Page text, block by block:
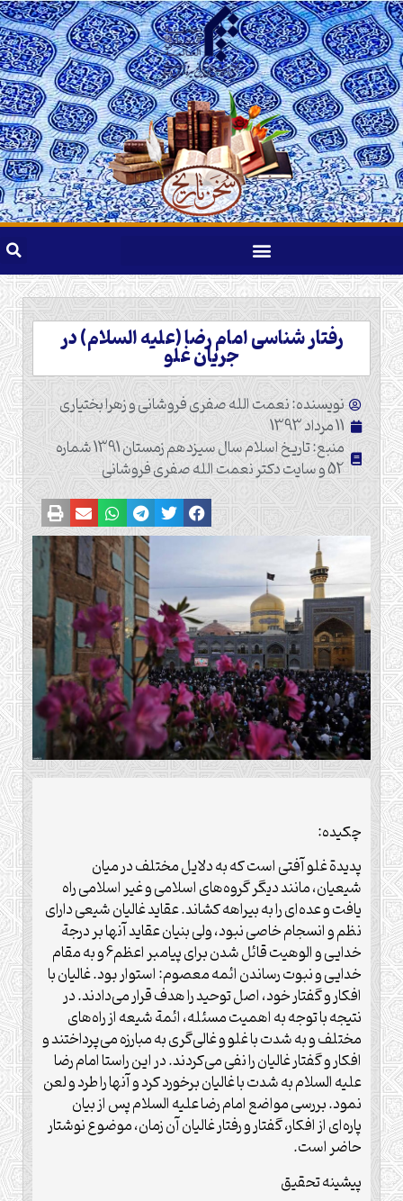
رفتار شناسی امام رضا (علیه السلام) در
جریان غلو
نویسنده: نعمت الله صفری فروشانی و زهرا بختیاری
11 مرداد 1393
منبع: تاریخ اسلام سال سیزدهم زمستان 1391 شماره
52 و سایت دکتر نعمت الله صفری فروشانی
چکیده:
پدیدة غلو آفتی است که به دلایل مختلف در میان
شیعیان، مانند دیگر گروه‌های اسلامی و غیر اسلامی راه
یافت و عده‌ای را به بیراهه کشاند. عقاید غالیان شیعی دارای
نظم و انسجام خاصی نبود، ولی بنیان عقاید آنها بر درجة
خدایی و الوهیت قائل شدن برای پیامبر اعظم6 و به مقام
خدایی و نبوت رساندن ائمه معصوم: استوار بود. غالیان با
افکار و گفتار خود، اصل توحید را هدف قرار می‌دادند. در
نتیجه با توجه به اهمیت مسئله، ائمة شیعه از راه‌های
مختلف و به شدت با غلو و غالی‌گری به مبارزه می‌پرداختند و
افکار و گفتار غالیان را نفی می‌کردند. در این راستا امام رضا
علیه السلام به شدت با غالیان برخورد کرد و آنها را طرد و لعن
‌نمود. بررسی مواضع امام رضا علیه السلام پس از بیان
پاره‌ای از افکار، گفتار و رفتار غالیان آن زمان، موضوع نوشتار
حاضر است.
پیشینه تحقیق